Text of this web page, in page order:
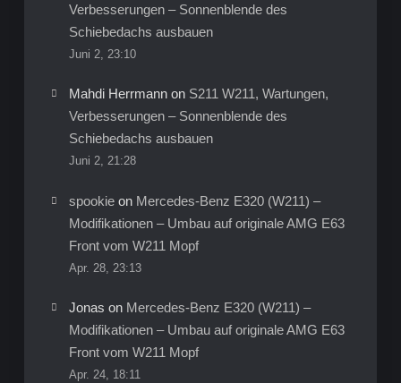
Verbesserungen – Sonnenblende des
Schiebedachs ausbauen
Juni 2, 23:10
Mahdi Herrmannon S211 W211, Wartungen,
Verbesserungen – Sonnenblende des
Schiebedachs ausbauen
Juni 2, 21:28
spookieon Mercedes-Benz E320 (W211) –
Modifikationen – Umbau auf originale AMG E63
Front vom W211 Mopf
Apr. 28, 23:13
Jonas on Mercedes-Benz E320 (W211) –
Modifikationen – Umbau auf originale AMG E63
Front vom W211 Mopf
Apr. 24, 18:11